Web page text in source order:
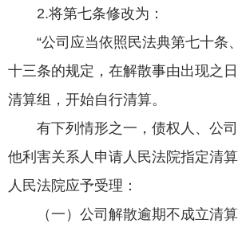
2.将第七条修改为：
“公司应当依照民法典第七十条
十三条的规定，在解散事由出现之
清算组，开始自行清算。
有下列情形之一，债权人、公司
他利害关系人申请人民法院指定清
人民法院应予受理：
（一）公司解散逾期不成立清算